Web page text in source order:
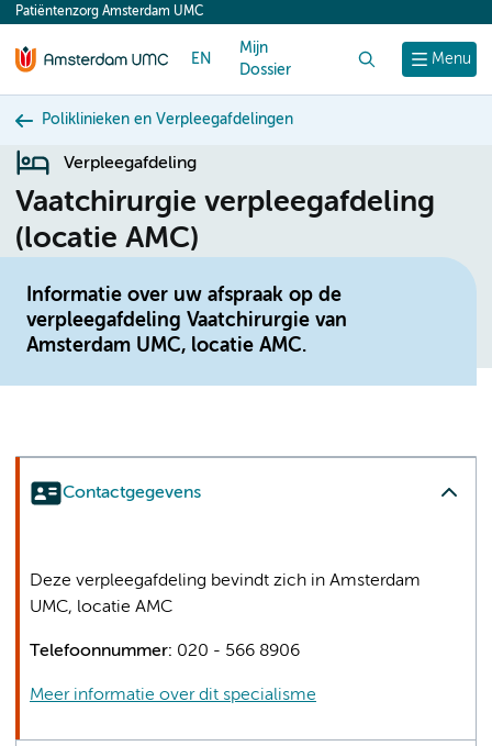
content
Menu
Patiëntenzorg Amsterdam UMC
EN
Mijn
Dossier
Poliklinieken en Verpleegafdelingen
Verpleegafdeling
Vaatchirurgie verpleegafdeling
(locatie AMC)
Informatie over uw afspraak op de
verpleegafdeling Vaatchirurgie van
Amsterdam UMC, locatie AMC.
Contactgegevens
Deze verpleegafdeling bevindt zich in Amsterdam
UMC, locatie AMC
Telefoonnummer: 020 - 566 8906
Meer informatie over dit specialisme